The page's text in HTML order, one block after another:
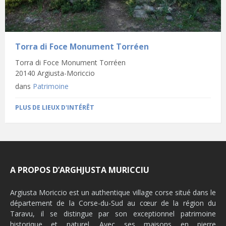
Torra di Foce Monument Torréen
Torra di Foce Monument Torréen
20140 Argiusta-Moriccio
dans Patrimoine
PLUS DE LIEUX D'INTÉRÊT
A PROPOS D’ARGHJUSTA MURICCIU
Argiusta Moriccio est un authentique village corse situé dans le
département de la Corse-du-Sud au cœur de la région du
Taravu, il se distingue par son exceptionnel patrimoine